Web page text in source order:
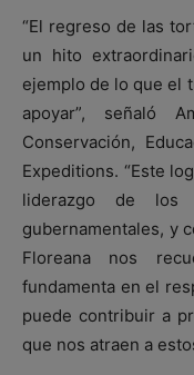
“El regreso de las
un hito
ejemplo de lo que el
apoyar”, señaló
Conservación,
Expeditions. “Este
liderazgo de los
gubernamentales, y
Floreana nos
fundamenta en el
puede contribuir a
que nos atraen a